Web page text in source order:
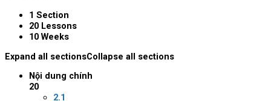
1 Section
20 Lessons
10 Weeks
Expand all sectionsCollapse all sections
Nội dung chính
20
2.1